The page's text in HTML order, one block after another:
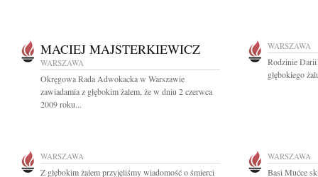
MACIEJ MAJSTERKIEWICZ
WARSZAWA
Okręgowa Rada Adwokacka w Warszawie
zawiadamia z głębokim żalem, że w dniu 2 czerwca
2009 roku...
WARSZAWA
Rodzinie Darii
głębokiego
WARSZAWA
Z głębokim żalem przyjęliśmy wiadomość o śmierci
WARSZAWA
Basi Mućce